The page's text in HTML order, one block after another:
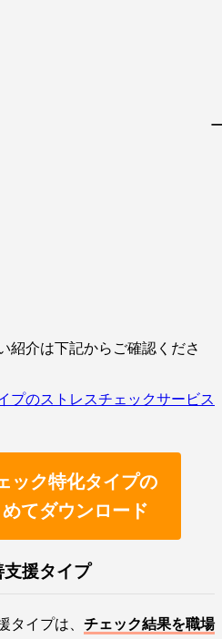
紹介は下記からご確認くださ
プのストレスチェックサービス
ック特化タイプの
てダウンロード
支援タイプ
タイプは、 チェック結果を職場